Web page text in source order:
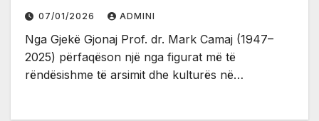
07/01/2026 ADMINI
Nga Gjekë Gjonaj Prof. dr. Mark Camaj (1947–
2025) përfaqëson një nga figurat më të
rëndësishme të arsimit dhe kulturës në…